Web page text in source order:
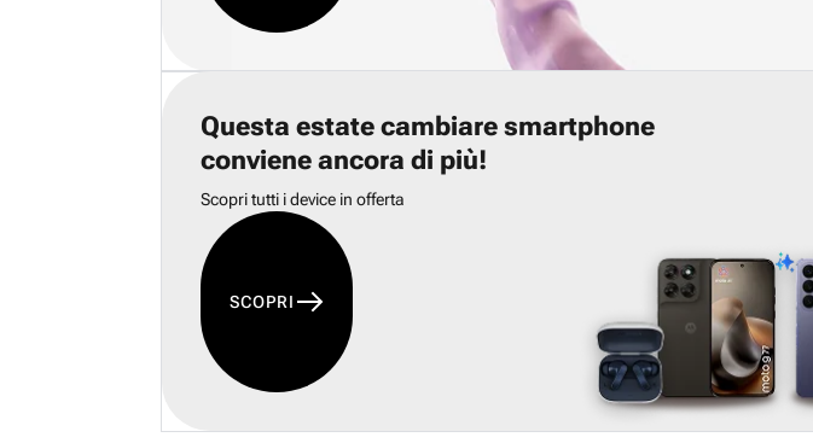
Questa estate cambiare smartphone
conviene ancora di più!
Scopri tutti i device in offerta
SCOPRI